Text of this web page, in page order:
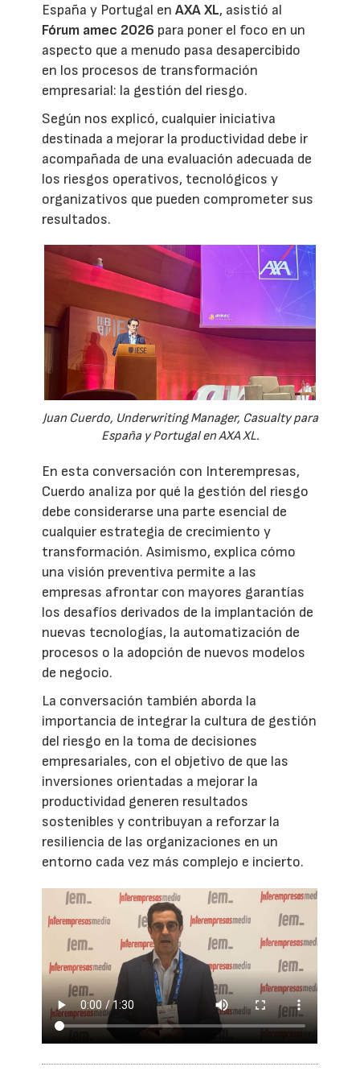
España y Portugal enAXA XL, asistió al
Fórum amec 2026 para poner el foco en un
aspecto que a menudo pasa desapercibido
en los procesos de transformación
empresarial: la gestión del riesgo.
Según nos explicó, cualquier iniciativa
destinada a mejorar la productividad debe ir
acompañada de una evaluación adecuada de
los riesgos operativos, tecnológicos y
organizativos que pueden comprometer sus
resultados.
Juan Cuerdo, Underwriting Manager, Casualty para
España y Portugal en AXA XL.
En esta conversación con Interempresas,
Cuerdo analiza por qué la gestión del riesgo
debe considerarse una parte esencial de
cualquier estrategia de crecimiento y
transformación. Asimismo, explica cómo
una visión preventiva permite a las
empresas afrontar con mayores garantías
los desafíos derivados de la implantación de
nuevas tecnologías, la automatización de
procesos o la adopción de nuevos modelos
de negocio.
La conversación también aborda la
importancia de integrar la cultura de gestión
del riesgo en la toma de decisiones
empresariales, con el objetivo de que las
inversiones orientadas a mejorar la
productividad generen resultados
sostenibles y contribuyan a reforzar la
resiliencia de las organizaciones en un
entorno cada vez más complejo e incierto.